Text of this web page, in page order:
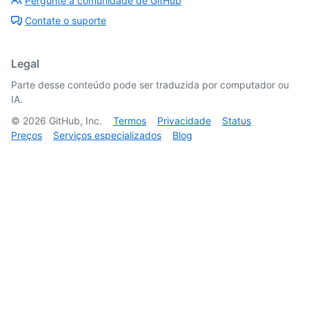
Contate o suporte
Legal
Parte desse conteúdo pode ser traduzida por computador ou
IA.
© 2026 GitHub, Inc. Termos Privacidade
Status
Preços
Serviços especializados Blog